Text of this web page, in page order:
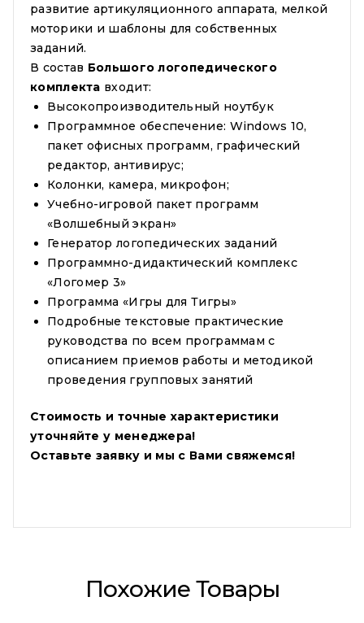
развитие артикуляционного аппарата, мелкой
моторики и шаблоны для собственных
заданий.
В состав Большого логопедического
комплекта входит:
Высокопроизводительный ноутбук
Программное обеспечение: Windows 10,
пакет офисных программ, графический
редактор, антивирус;
Колонки, камера, микрофон;
Учебно-игровой пакет программ
«Волшебный экран»
Генератор логопедических заданий
Программно-дидактический комплекс
«Логомер 3»
Программа «Игры для Тигры»
Подробные текстовые практические
руководства по всем программам с
описанием приемов работы и методикой
проведения групповых занятий
Стоимость и точные характеристики
уточняйте у менеджера!
Оставьте заявку и мы с Вами свяжемся!
Похожие Товары